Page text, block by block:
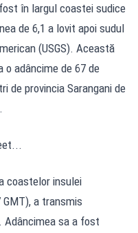
în largul coastei sudice
de 6,1 a lovit apoi sudul
(USGS). Această
o adâncime de 67 de
de provincia Sarangani de
coastelor insulei
GMT), a transmis
Adâncimea sa a fost